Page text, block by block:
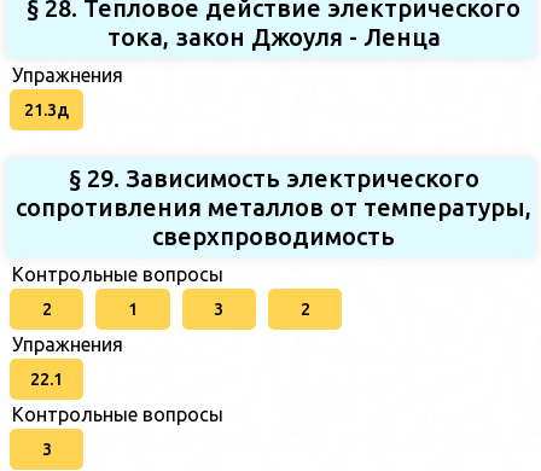
§ 28. Тепловое действие электрического
тока, закон Джоуля - Ленца
Упражнения
21.3д
§ 29. Зависимость электрического
сопротивления металлов от температуры,
сверхпроводимость
Контрольные вопросы
2 1 3 2
Упражнения
22.1
Контрольные вопросы
3